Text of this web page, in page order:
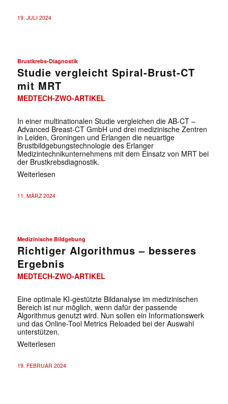
19. JULI 2024
Brustkrebs-Diagnostik
Studie vergleicht Spiral-Brust-CT
mit MRT
MEDTECH-ZWO-ARTIKEL
In einer multinationalen Studie vergleichen die AB-CT –
Advanced Breast-CT GmbH und drei medizinische Zentren
in Leiden, Groningen und Erlangen die neuartige
Brustbildgebungstechnologie des Erlanger
Medizintechnikunternehmens mit dem Einsatz von MRT bei
der Brustkrebsdiagnostik.
Weiterlesen
11. MÄRZ 2024
Medizinische Bildgebung
Richtiger Algorithmus – besseres
Ergebnis
MEDTECH-ZWO-ARTIKEL
Eine optimale KI-gestützte Bildanalyse im medizinischen
Bereich ist nur möglich, wenn dafür der passende
Algorithmus genutzt wird. Nun sollen ein Informationswerk
und das Online-Tool Metrics Reloaded bei der Auswahl
unterstützen.
Weiterlesen
19. FEBRUAR 2024